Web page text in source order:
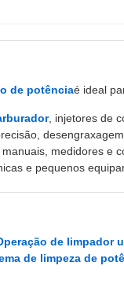
de potênciaé ideal
, injetores de
medidores e
e pequenos
de limpador
de limpeza de